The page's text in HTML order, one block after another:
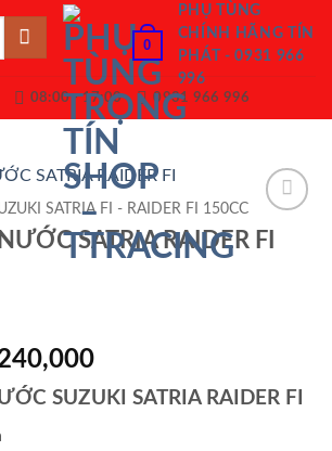
0
PHỤ TÙNG
CHÍNH HÃNG TÍN
PHÁT - 0931 966
996
08:00 - 17:00 0931 966 996
Add to
Wishlist
SATRIA FI - RAIDER FI 150CC
SATRIA RAIDER FI
Giá
hiện
tại
SUZUKI SATRIA RAIDER FI